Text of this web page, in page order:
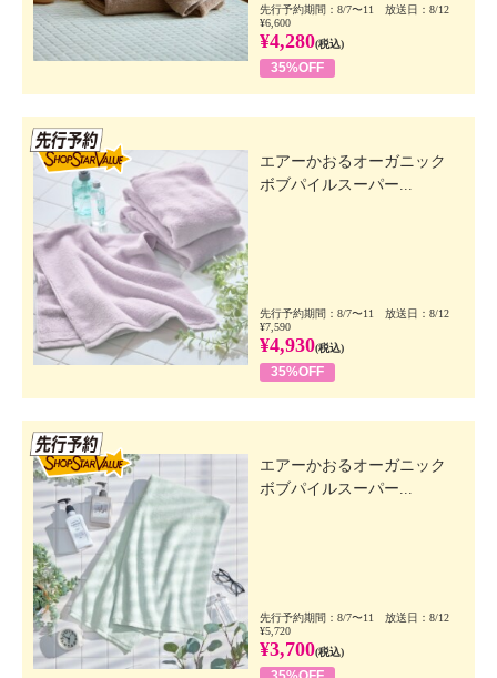
先行予約期間：8/7〜11 放送日：8/12
¥6,600
¥4,280(税込)
35%OFF
エアーかおるオーガニック
ボブパイルスーパー...
先行予約期間：8/7〜11 放送日：8/12
¥7,590
¥4,930(税込)
35%OFF
エアーかおるオーガニック
ボブパイルスーパー...
先行予約期間：8/7〜11 放送日：8/12
¥5,720
¥3,700(税込)